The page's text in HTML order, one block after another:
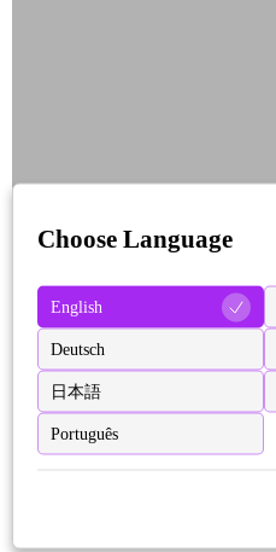
Choose Language
English
Deutsch
日本語
Português